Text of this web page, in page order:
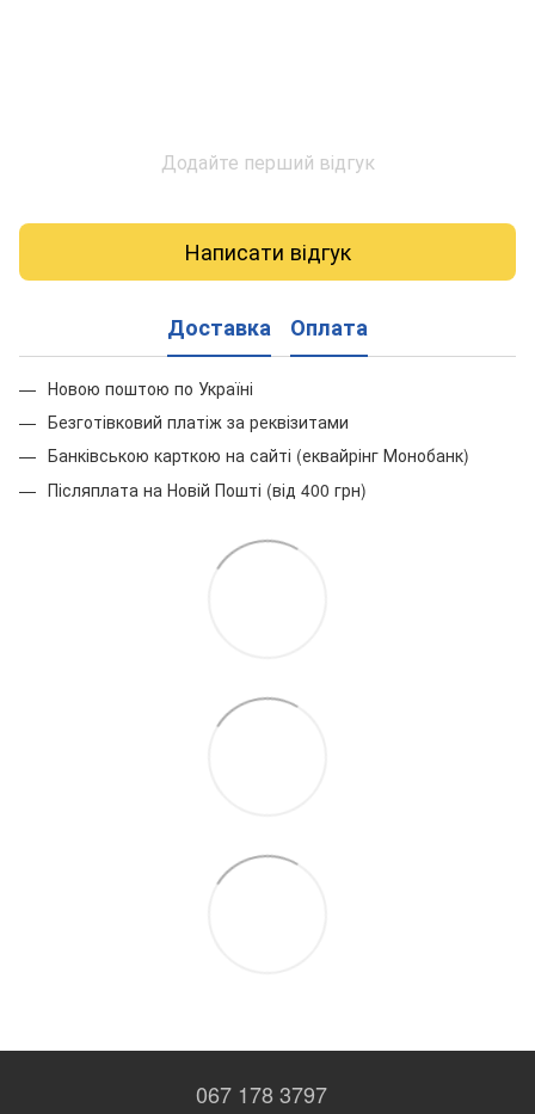
Додайте перший відгук
Написати відгук
Доставка Оплата
Новою поштою по Україні
Безготівковий платіж за реквізитами
Банківською карткою на сайті (еквайрінг Монобанк)
Післяплата на Новій Пошті (від 400 грн)
067 178 3797